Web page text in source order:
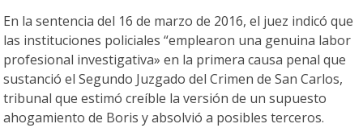
En la sentencia del 16 de marzo de 2016, el juez indicó que
las instituciones policiales “emplearon una genuina labor
profesional investigativa» en la primera causa penal que
sustanció el Segundo Juzgado del Crimen de San Carlos,
tribunal que estimó creíble la versión de un supuesto
ahogamiento de Boris y absolvió a posibles terceros.